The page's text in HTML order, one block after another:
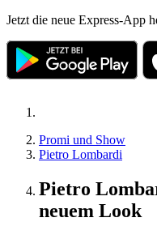
Jetzt die neue Express-App
Promi und Show
Pietro Lombardi
Pietro
neuem Look